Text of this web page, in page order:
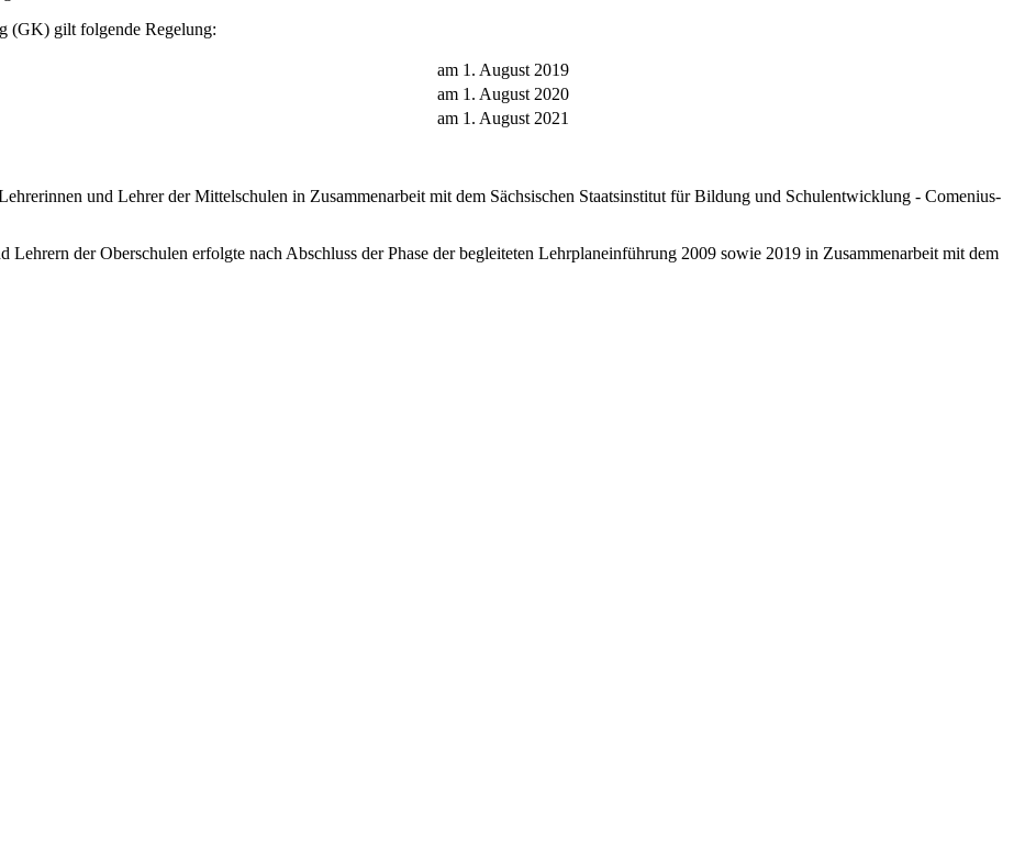
(GK) gilt folgende Regelung:
am 1. August 2019
am 1. August 2020
am 1. August 2021
und Lehrer der Mittelschulen in Zusammenarbeit mit dem Sächsischen Staatsinstitut für Bildung und Schulentwicklung - Comenius-
der Oberschulen erfolgte nach Abschluss der Phase der begleiteten Lehrplaneinführung 2009 sowie 2019 in Zusammenarbeit mit dem